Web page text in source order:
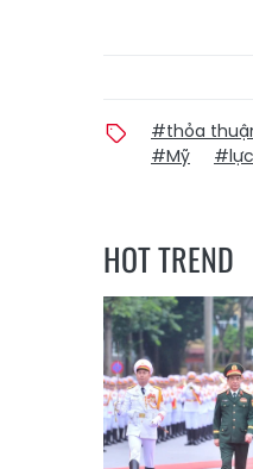
#thỏa
#Mỹ
HOT TREND